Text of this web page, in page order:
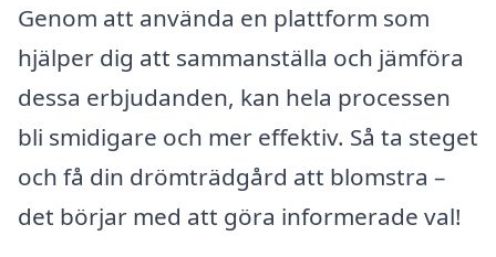
Genom att använda en plattform som
hjälper dig att sammanställa och jämföra
dessa erbjudanden, kan hela processen
bli smidigare och mer effektiv. Så ta steget
och få din drömträdgård att blomstra –
det börjar med att göra informerade val!